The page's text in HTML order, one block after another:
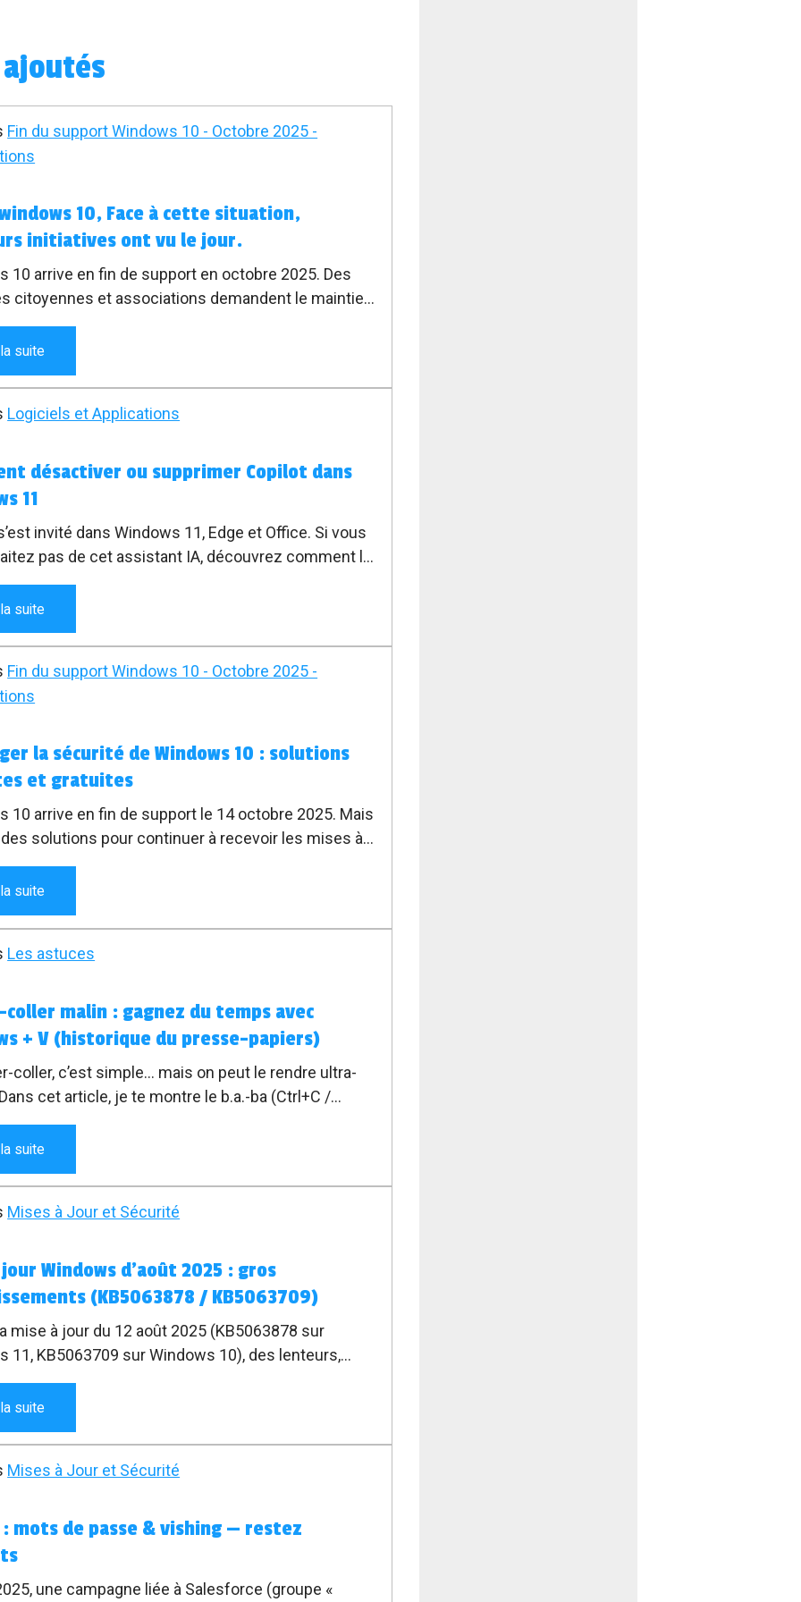
Fin du support Windows 10 - Octobre 2025 -
10, Face à cette situation,
initiatives ont vu le jour.
10 arrive en fin de support en octobre 2025. Des
citoyennes et associations demandent le maintien
à jour pour éviter l’obsolescence.
suite
Logiciels et Applications
désactiver ou supprimer Copilot dans
11
invité dans Windows 11, Edge et Office. Si vous
pas de cet assistant IA, découvrez comment le
complètement ou le désactiver selon les cas.
suite
Fin du support Windows 10 - Octobre 2025 -
la sécurité de Windows 10 : solutions
et gratuites
10 arrive en fin de support le 14 octobre 2025. Mais
solutions pour continuer à recevoir les mises à
que ce soit via une option payante ou
sous certaines conditions. Voici un guide clair
vos possibilités.
suite
Les astuces
coller malin : gagnez du temps avec
+ V (historique du presse-papiers)
coller, c’est simple… mais on peut le rendre ultra-
cet article, je te montre le b.a.-ba (Ctrl+C /
surtout l’astuce Windows +... pour afficher
du presse-papiers : tu colles ce que tu veux,
Idéal débutants et pros pressés.
suite
Mises à Jour et Sécurité
Windows d’août 2025 : gros
(KB5063878 / KB5063709)
mise à jour du 12 août 2025 (KB5063878 sur
11, KB5063709 sur Windows 10), des lenteurs,
audio/vidéo et déconnexions de disques peuvent
surtout chez les utilisateurs d’OBS/NDI. Microsoft
et tutoriel ci-dessous.
suite
Mises à Jour et Sécurité
mots de passe & vishing — restez
une campagne liée à Salesforce (groupe «